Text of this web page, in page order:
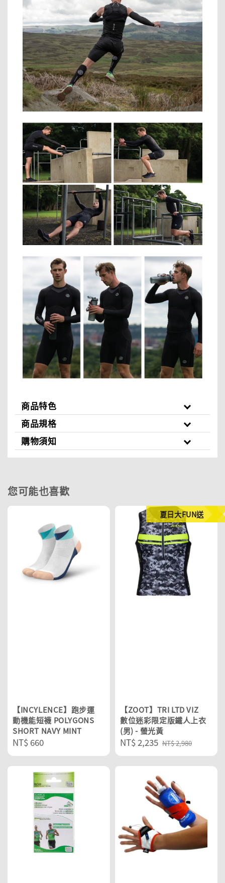
商品特色
商品規格
購物須知
您可能也喜歡
【INCYLENCE】跑步運
動機能短襪 POLYGONS
SHORT NAVY MINT
Regular
price
NT$ 660
夏日大FUN送
【ZOOT】TRI LTD VIZ
數位迷彩限定版鐵人上衣
(男) - 螢光黃
Sale
price
NT$ 2,235 Regular
price
NT$ 2,980